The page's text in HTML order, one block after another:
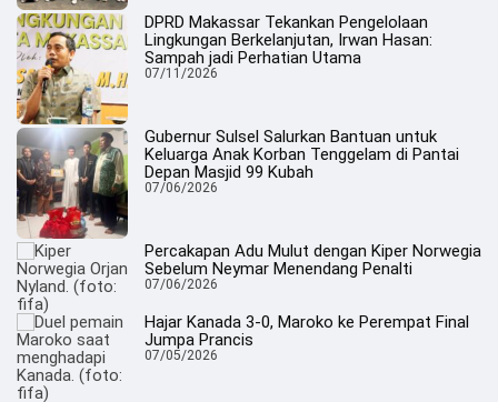
DPRD Makassar Tekankan Pengelolaan
Lingkungan Berkelanjutan, Irwan Hasan:
Sampah jadi Perhatian Utama
07/11/2026
Gubernur Sulsel Salurkan Bantuan untuk
Keluarga Anak Korban Tenggelam di Pantai
Depan Masjid 99 Kubah
07/06/2026
Percakapan Adu Mulut dengan Kiper Norwegia
Sebelum Neymar Menendang Penalti
07/06/2026
Hajar Kanada 3-0, Maroko ke Perempat Final
Jumpa Prancis
07/05/2026